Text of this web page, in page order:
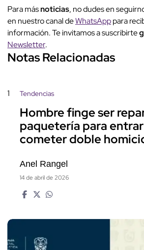
Para másnoticias, no dudes en
en nuestro canal deWhatsApppara
información. Te invitamos a suscribirte
Newsletter.
Notas Relacionadas
1 Tendencias
Hombre finge ser
paquetería para entrar
cometer doble
Anel Rangel
14 de abril de 2026